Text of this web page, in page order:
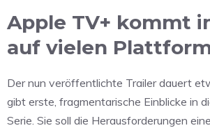
Apple TV+ kommt
auf vielen
Der nun veröffentlichte Trailer dauert
gibt erste, fragmentarische Einblicke in
Serie. Sie soll die Herausforderungen